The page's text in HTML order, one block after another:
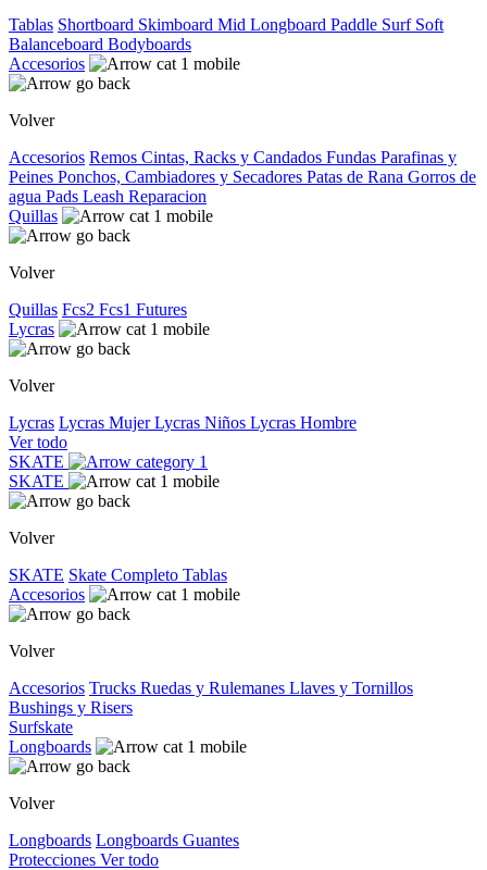
Tablas Shortboard Skimboard Mid Longboard Paddle Surf Soft
Balanceboard Bodyboards
Accesorios
Volver
Accesorios Remos Cintas, Racks y Candados Fundas Parafinas y
Peines Ponchos, Cambiadores y Secadores Patas de Rana Gorros de
agua Pads Leash Reparacion
Quillas
Volver
Quillas Fcs2 Fcs1 Futures
Lycras
Volver
Lycras Lycras MujerLycras Niños Lycras Hombre
Ver todo
SKATE
SKATE
Volver
SKATE Skate Completo Tablas
Accesorios
Volver
Accesorios Trucks Ruedas y Rulemanes Llaves y Tornillos
Bushings y Risers
Surfskate
Longboards
Volver
Longboards Longboards Guantes
Protecciones Ver todo